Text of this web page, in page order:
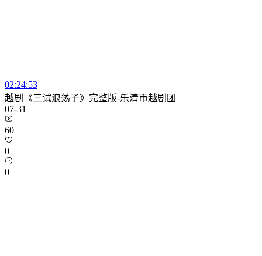
02:24:53
越剧《三试浪荡子》完整版-乐清市越剧团
07-31
60
0
0